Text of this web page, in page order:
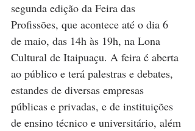
segunda edição da Feira das
Profissões, que acontece até o dia 6
de maio, das 14h às 19h, na Lona
Cultural de Itaipuaçu. A feira é aberta
ao público e terá palestras e debates,
estandes de diversas empresas
públicas e privadas, e de instituições
de ensino técnico e universitário, além